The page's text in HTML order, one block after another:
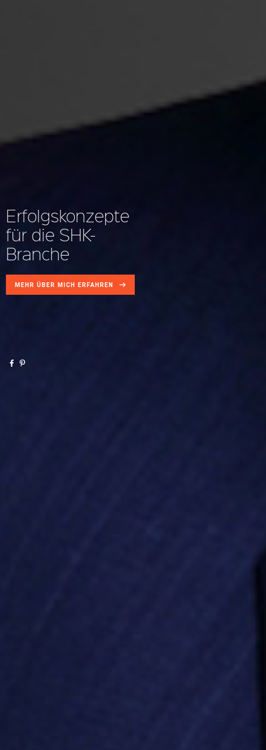
Erfolgskonzepte
für die SHK-
Branche
MEHR ÜBER MICH ERFAHREN